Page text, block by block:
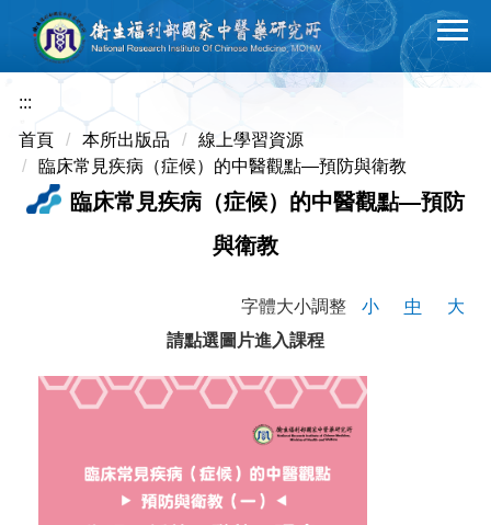
主
要
容
區
:::
首頁
本所出版品
線上學習資源
臨床常見疾病（症候）的中醫觀點—預防與衛教
臨床常見疾病（症候）的中醫觀點—預防
與衛教
字體大小調整 小 中
大
請點選圖片進入課程